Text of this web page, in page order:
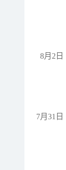
8月2日
7月31日